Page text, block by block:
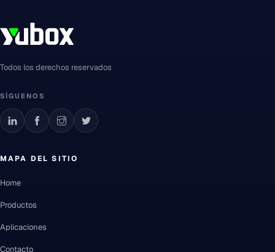
Todos los derechos reservados
SÍGUENOS
MAPA DEL SITIO
Home
Productos
Aplicaciones
Contacto